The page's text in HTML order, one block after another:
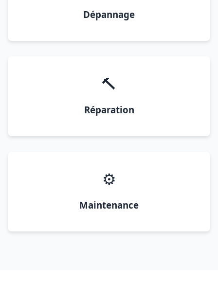
Dépannage
🔨
Réparation
⚙️
Maintenance